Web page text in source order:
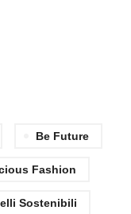
Be Future
Fashion
Sostenibili